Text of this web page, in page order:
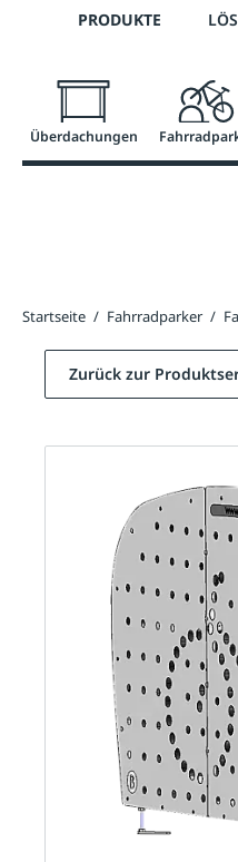
Zur
Telefon: +43 7672 95895
PRODUKTE
Überdachungen
Startseite / Fahrradparker /
Zurück zur